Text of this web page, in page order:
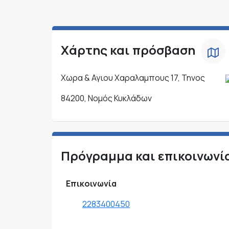
Χάρτης και πρόσβαση
Χωρα & Αγιου Χαραλαμπους 17, Τηνος
84200, Νομός Κυκλάδων
Πρόγραμμα και
Επικοινωνία
2283400450